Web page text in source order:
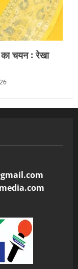
का चयन : रेखा